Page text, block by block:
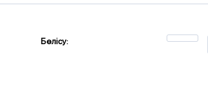
Бөлісу: